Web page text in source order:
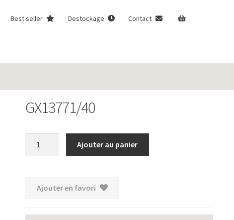
Best seller Destockage Contact
GX13771/40
Ajouter au panier
Ajouter en favori